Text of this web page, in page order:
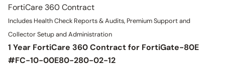
FortiCare 360 Contract
Includes Health Check Reports & Audits, Premium Support and
Collector Setup and Administration
1 Year FortiCare 360 Contract for FortiGate-80E
#FC-10-00E80-280-02-12